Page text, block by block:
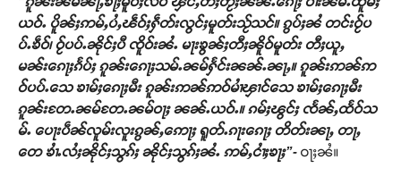
ယဝ်ႉ ပိူၼ်ႈဢမ်ႇပႆႇၽဵဝ်ႈႁဵတ်းလွင်ႈမူတ်းသႂ်သင်။ ၵွပ်ႈၼႆ တင်းဝႂ်ပ
ပ်ႉၶဵဝ်၊ ဝႂ်ပပ်ႉၼိုင်ႈပီ ၸိူဝ်းၼႆႉ မႃးၶွၼ်ႈတီႈၼိူဝ်မူတ်း တီႈယူႇ
မၼ်းၵေႃႈၵႅပ်ႈ ၵူၼ်းၵေႃႈသမ်ႉၼမ်ႁႅင်းၼၼ်ႉၼႃႇ။ ၵူၼ်းဢၼ်ဢ
ဝ်ပပ်ႉသေ ၶၢမ်ႈၵေႃႈမီး ၵူၼ်းဢၼ်ဢဝ်မၢႆၾၢင်သေ ၶၢမ်ႈၵေႃႈမီး
ၵူၼ်းတႄႉၼမ်တႄႉၼမ်ဝႃႈ ၼၼ်ႉယဝ်ႉ။ ၵမ်ႈၽွင်ႈ ၸႅၼ်ႇထႅဝ်သ
မ်ႉ ပေႃးပဵၼ်လူမ်းလူးၵွၼ်ႇဢေႃႈ ရူတ်ႉၵႃးၵေႃႈ တိတ်းၼႃႇ တႃႇ
တေ ၶၢႆႉလႆႈၼိုင်ႈသွၵ်ႈ ၼိုင်ႈသွၵ်ႈၼႆႉ ဢမ်ႇငၢႆႈၶႃႈ”- ဝႃႈၼႆ။